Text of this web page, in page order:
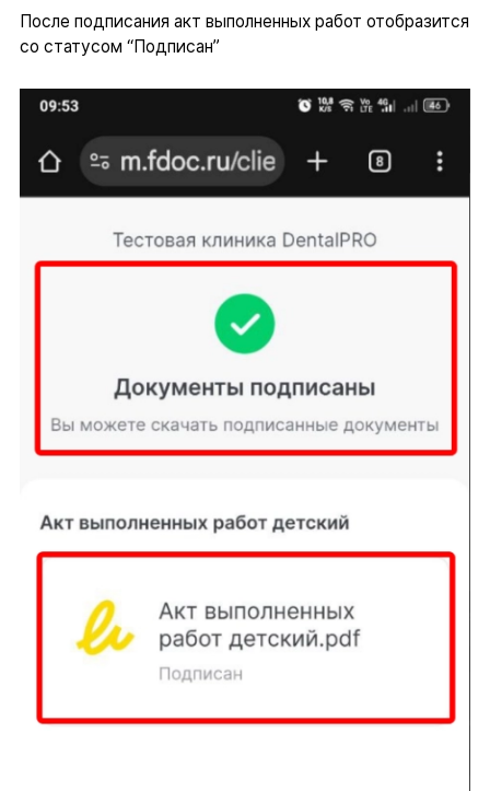
После подписания акт выполненных работ отобразится
со статусом “Подписан”